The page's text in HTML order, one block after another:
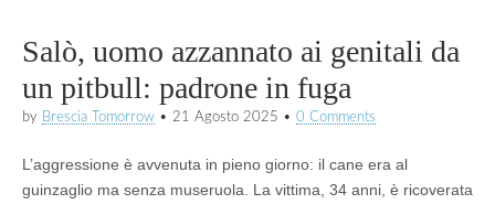
Salò, uomo azzannato ai genitali da
un pitbull: padrone in fuga
by Brescia Tomorrow • 21 Agosto 2025 • 0 Comments
L’aggressione è avvenuta in pieno giorno: il cane era al
guinzaglio ma senza museruola. La vittima, 34 anni, è ricoverata